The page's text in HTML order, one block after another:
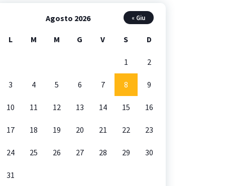
Agosto 2026
L M M G V S D
1 2
3 4 5 6 7 8 9
10 11 12 13 14 15 16
17 18 19 20 21 22 23
24 25 26 27 28 29 30
31
« Giu